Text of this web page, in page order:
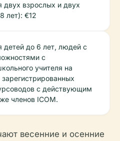
взрослых и двух
лет): €12
детей до 6 лет, людей с
с
учителя на
с действующим
членов ICOM.
весенние и осенние